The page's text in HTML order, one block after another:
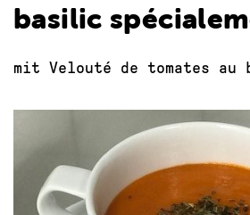
basilic
mit Velouté de tomates